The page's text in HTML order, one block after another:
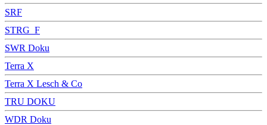
SRF
STRG_F
SWR Doku
Terra X
Terra X Lesch & Co
TRU DOKU
WDR Doku